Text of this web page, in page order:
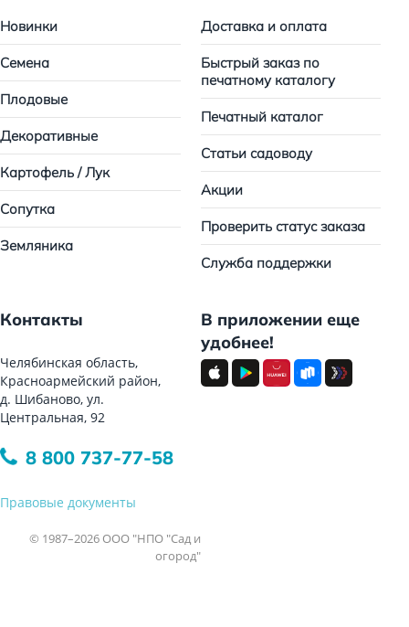
Новинки
Семена
Плодовые
Декоративные
Картофель / Лук
Сопутка
Земляника
Доставка и оплата
Быстрый заказ по
печатному каталогу
Печатный каталог
Статьи садоводу
Акции
Проверить статус заказа
Служба поддержки
Контакты
Челябинская область,
Красноармейский район,
д. Шибаново, ул.
Центральная, 92
8 800 737-77-58
Правовые документы
© 1987–2026 ООО "НПО "Сад и
огород"
В приложении еще
удобнее!